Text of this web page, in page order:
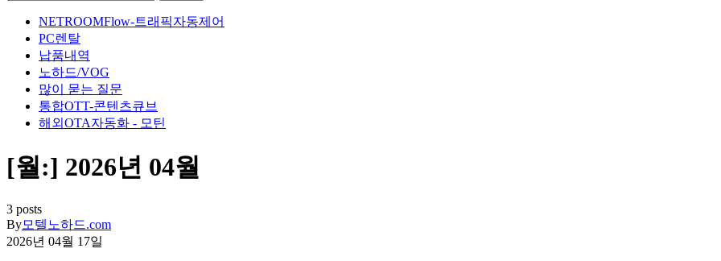
NETROOMFlow-트래픽자동제어
PC렌탈
납품내역
노하드/VOG
많이 묻는 질문
통합OTT-콘텐츠큐브
해외OTA자동화 - 모틴
[월:] 2026년 04월
3 posts
By모텔노하드.com
2026년 04월 17일